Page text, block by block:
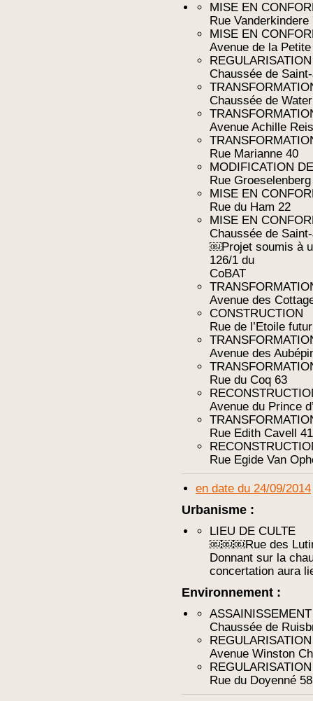
MISE EN
Rue Vanderkindere
MISE EN
Avenue de la
REGULARISATION
Chaussée de
Chaussée de
Avenue Achille
Rue Marianne 40
MODIFICATION
Rue
MISE EN
Rue du Ham 22
MISE EN
Chaussée de
￼Projet soumis à
126/1 du
CoBAT
Avenue des
CONSTRUCTION
Rue de l’Etoile
Avenue des
Rue du Coq 63
Avenue du Prince
Rue Edith Cavell 41
Rue Egide Van
en date du 24/09/2014
Urbanisme :
LIEU DE CULTE
￼￼￼Rue des
Donnant sur la
concertation aura
Environnement :
ASSAINISSEMENT
Chaussée de
REGULARISATION
Avenue Winston
REGULARISATION
Rue du Doyenné 58